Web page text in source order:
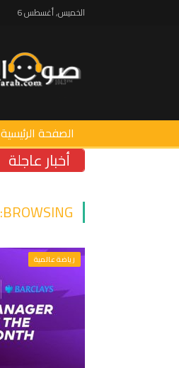
الخميس, أغسطس 6
الصفحة الرئيسية
أخبار عاجلة
BROWSING:
رياضة عالمية